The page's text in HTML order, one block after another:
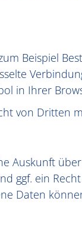
Beispiel
in Ihrer
von Dritten
Auskunft
ggf. ein
Daten